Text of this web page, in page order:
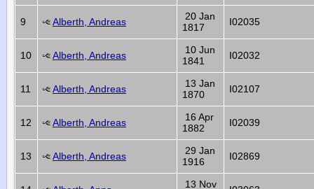
9 Alberth, Andreas
20 Jan
1817
I02035
10 Alberth, Andreas
10 Jun
1841
I02032
11 Alberth, Andreas
13 Jan
1870
I02107
12 Alberth, Andreas
16 Apr
1882
I02039
13 Alberth, Andreas
29 Jan
1916
I02869
13 Nov